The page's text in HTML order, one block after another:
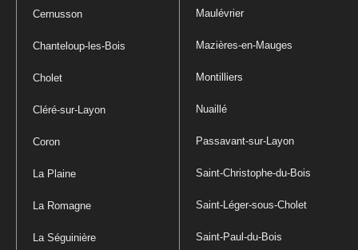
Cernusson
Chanteloup-les-Bois
Cholet
Cléré-sur-Layon
Coron
La Plaine
La Romagne
La Séguinière
Maulévrier
Mazières-en-Mauges
Montilliers
Nuaillé
Passavant-sur-Layon
Saint-Christophe-du-Bois
Saint-Léger-sous-Cholet
Saint-Paul-du-Bois